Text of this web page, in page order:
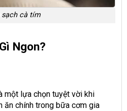
sạch cà tím
Ngon?
một lựa chọn tuyệt vời khi
ăn chính trong bữa cơm gia